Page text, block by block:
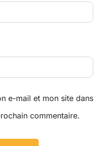
e-mail et mon site dans
commentaire.